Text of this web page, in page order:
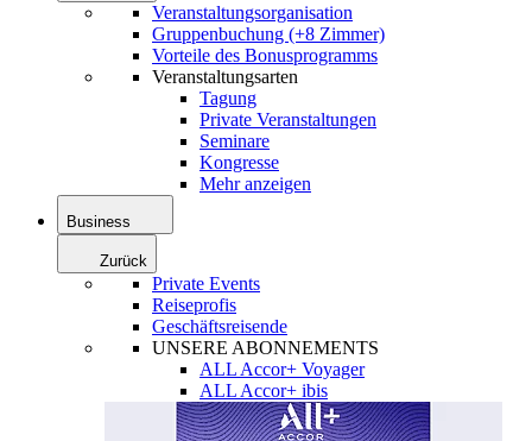
Veranstaltungsorganisation
Gruppenbuchung (+8 Zimmer)
Vorteile des Bonusprogramms
Veranstaltungsarten
Tagung
Private Veranstaltungen
Seminare
Kongresse
Mehr anzeigen
Business
Zurück
Private Events
Reiseprofis
Geschäftsreisende
UNSERE ABONNEMENTS
ALL Accor+ Voyager
ALL Accor+ ibis